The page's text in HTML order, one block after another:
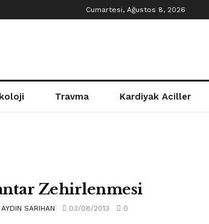
Cumartesi, Ağustos 8, 2026
Travma Kardiyak Aciller
Zehirlenmesi
AYDIN SARIHAN 03/08/2013 0